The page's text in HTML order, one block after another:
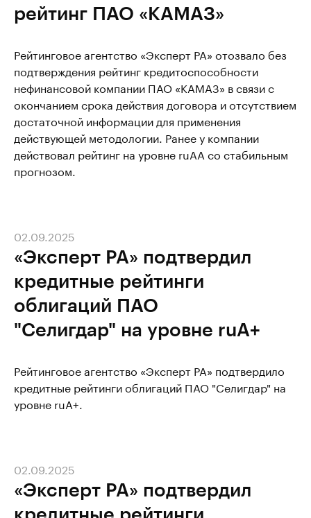
рейтинг ПАО «КАМАЗ»
Рейтинговое агентство «Эксперт РА» отозвало без
подтверждения рейтинг кредитоспособности
нефинансовой компании ПАО «КАМАЗ» в связи с
окончанием срока действия договора и отсутствием
достаточной информации для применения
действующей методологии. Ранее у компании
действовал рейтинг на уровне ruАА со стабильным
прогнозом.
«Эксперт РА» подтвердил
кредитные рейтинги
облигаций ПАО
"Селигдар" на уровне ruA+
02.09.2025
Рейтинговое агентство «Эксперт РА» подтвердило
кредитные рейтинги облигаций ПАО "Селигдар" на
уровне ruA+.
«Эксперт РА» подтвердил
кредитные рейтинги
02.09.2025